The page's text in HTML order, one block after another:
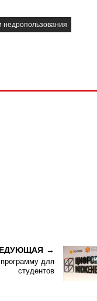
недропользования
для
студентов